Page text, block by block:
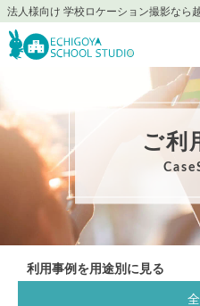
法人様向け 学校ロケーション撮影なら
ご利
利用事例を用途別に見る